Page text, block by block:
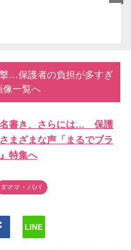
撃…保護者の負担が多すぎ
像一覧へ
名書き、さらには… 保護
まざまな声「まるでブラ
特集へ
#ママ・パパ